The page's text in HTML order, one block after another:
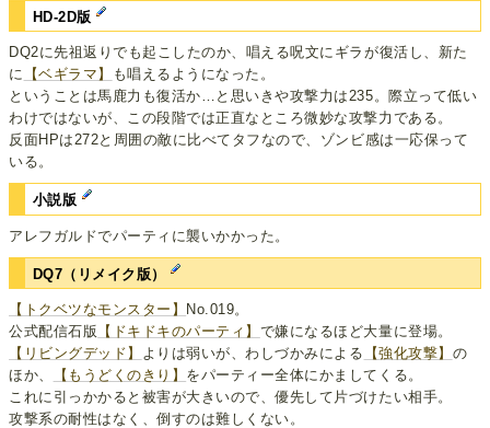
HD-2D版
DQ2に先祖返りでも起こしたのか、唱える呪文にギラが復活し、新た
に
【ベギラマ】
も唱えるようになった。
ということは馬鹿力も復活か…と思いきや攻撃力は235。際立って低い
わけではないが、この段階では正直なところ微妙な攻撃力である。
反面HPは272と周囲の敵に比べてタフなので、ゾンビ感は一応保って
いる。
小説版
アレフガルドでパーティに襲いかかった。
DQ7（リメイク版）
【トクベツなモンスター】
No.019。
公式配信石版 【ドキドキのパーティ】 で嫌になるほど大量に登場。
【リビングデッド】
よりは弱いが、わしづかみによる 【強化攻撃】 の
ほか、
【もうどくのきり】 をパーティー全体にかましてくる。
これに引っかかると被害が大きいので、優先して片づけたい相手。
攻撃系の耐性はなく、倒すのは難しくない。